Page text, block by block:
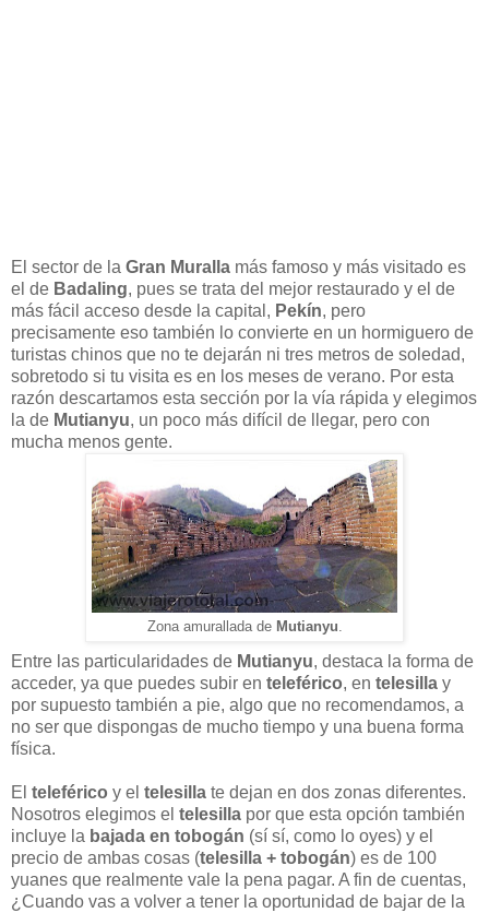
El sector de la Gran Muralla más famoso y más visitado es
el de Badaling, pues se trata del mejor restaurado y el de
más fácil acceso desde la capital, Pekín, pero
precisamente eso también lo convierte en un hormiguero de
turistas chinos que no te dejarán ni tres metros de soledad,
sobretodo si tu visita es en los meses de verano. Por esta
razón descartamos esta sección por la vía rápida y elegimos
la de Mutianyu, un poco más difícil de llegar, pero con
mucha menos gente.
Zona amurallada de Mutianyu.
Entre las particularidades de Mutianyu, destaca la forma de
acceder, ya que puedes subir en teleférico, en telesilla y
por supuesto también a pie, algo que no recomendamos, a
no ser que dispongas de mucho tiempo y una buena forma
física.
El teleférico y el telesilla te dejan en dos zonas diferentes.
Nosotros elegimos el telesilla por que esta opción también
incluye la bajada en tobogán (sí sí, como lo oyes) y el
precio de ambas cosas (telesilla + tobogán) es de 100
yuanes que realmente vale la pena pagar. A fin de cuentas,
¿Cuando vas a volver a tener la oportunidad de bajar de la